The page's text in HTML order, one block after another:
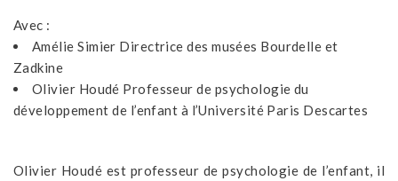
Avec :
Amélie Simier Directrice des musées Bourdelle et
Zadkine
Olivier Houdé Professeur de psychologie du
développement de l’enfant à l’Université Paris Descartes
Olivier Houdé est professeur de psychologie de l’enfant, il